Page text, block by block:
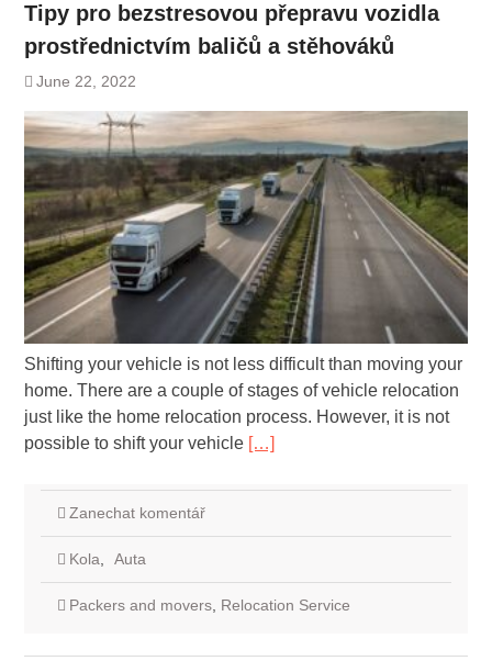
Tipy pro bezstresovou přepravu vozidla
prostřednictvím baličů a stěhováků
June 22, 2022
Shifting your vehicle is not less difficult than moving your
home. There are a couple of stages of vehicle relocation
just like the home relocation process. However, it is not
possible to shift your vehicle […]
Zanechat komentář
Kola Auta
Packers and movers, Relocation Service